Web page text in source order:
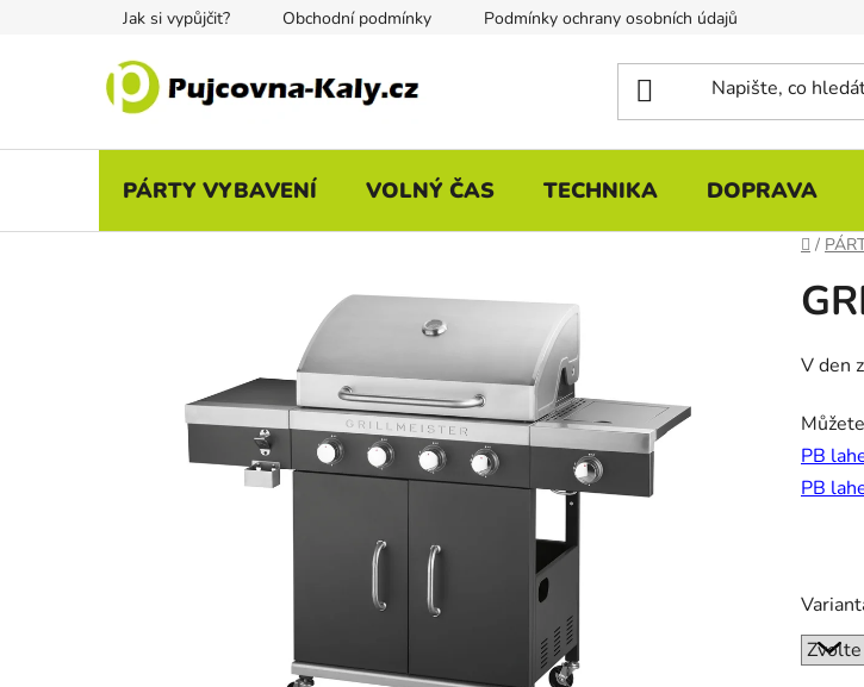
Jak si vypůjčit? Obchodní podmínky Podmínky ochrany osobních údajů
PÁRTY VYBAVENÍ VOLNÝ ČAS TECHNIKA DOPRAVA
Domů
/
V den
PB
PB